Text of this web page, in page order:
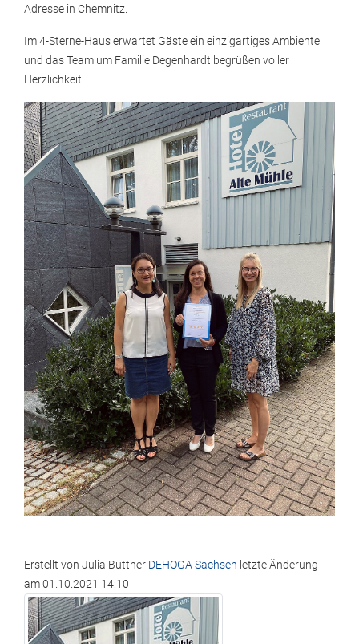
Adresse in Chemnitz.
Im 4-Sterne-Haus erwartet Gäste ein einzigartiges Ambiente
und das Team um Familie Degenhardt begrüßen voller
Herzlichkeit.
Erstellt von Julia Büttner DEHOGA Sachsen letzte Änderung
am01.10.2021 14:10